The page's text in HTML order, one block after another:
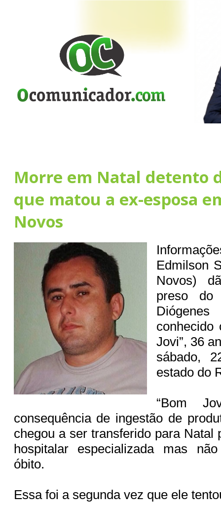
Morre em Natal detento
que matou a ex-esposa
Novos
Edmilson
Novos)
preso do
Diógenes
conhecido
Jovi”, 36
sábado,
estado do
“Bom
consequência de ingestão de
chegou a ser transferido para Natal
hospitalar especializada mas
óbito.
Essa foi a segunda vez que ele